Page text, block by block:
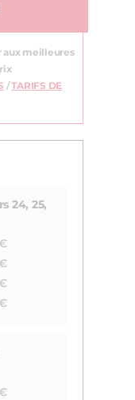
aux meilleures
/TARIFS DE
24, 25,